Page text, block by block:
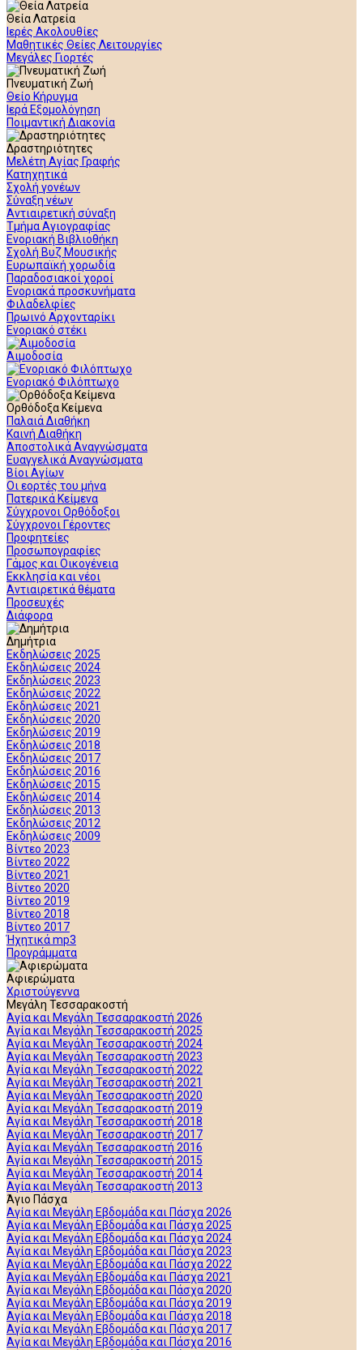
Θεία Λατρεία
Ιερές Ακολουθίες
Μαθητικές Θείες Λειτουργίες
Μεγάλες Γιορτές
Πνευματική Ζωή
Θείο Κήρυγμα
Ιερά Εξομολόγηση
Ποιμαντική Διακονία
Δραστηριότητες
Μελέτη Αγίας Γραφής
Κατηχητικά
Σχολή γονέων
Σύναξη νέων
Αντιαιρετική σύναξη
Τμήμα Αγιογραφίας
Ενοριακή Βιβλιοθήκη
Σχολή Βυζ Μουσικής
Ευρωπαϊκή χορωδία
Παραδοσιακοί χοροί
Ενοριακά προσκυνήματα
Φιλαδελφίες
Πρωινό Αρχονταρίκι
Ενοριακό στέκι
Αιμοδοσία
Ενοριακό Φιλόπτωχο
Ορθόδοξα Κείμενα
Παλαιά Διαθήκη
Καινή Διαθήκη
Αποστολικά Αναγνώσματα
Ευαγγελικά Αναγνώσματα
Βίοι Αγίων
Οι εορτές του μήνα
Πατερικά Κείμενα
Σύγχρονοι Ορθόδοξοι
Σύγχρονοι Γέροντες
Προφητείες
Προσωπογραφίες
Γάμος και Οικογένεια
Εκκλησία και νέοι
Αντιαιρετικά θέματα
Προσευχές
Διάφορα
Δημήτρια
Εκδηλώσεις 2025
Εκδηλώσεις 2024
Εκδηλώσεις 2023
Εκδηλώσεις 2022
Εκδηλώσεις 2021
Εκδηλώσεις 2020
Εκδηλώσεις 2019
Εκδηλώσεις 2018
Εκδηλώσεις 2017
Εκδηλώσεις 2016
Εκδηλώσεις 2015
Εκδηλώσεις 2014
Εκδηλώσεις 2013
Εκδηλώσεις 2012
Εκδηλώσεις 2009
Βίντεο 2023
Βίντεο 2022
Βίντεο 2021
Βίντεο 2020
Βίντεο 2019
Βίντεο 2018
Βίντεο 2017
Ήχητικά mp3
Προγράμματα
Αφιερώματα
Χριστούγεννα
Μεγάλη Τεσσαρακοστή
Αγία και Μεγάλη Τεσσαρακοστή 2026
Αγία και Μεγάλη Τεσσαρακοστή 2025
Αγία και Μεγάλη Τεσσαρακοστή 2024
Αγία και Μεγάλη Τεσσαρακοστή 2023
Αγία και Μεγάλη Τεσσαρακοστή 2022
Αγία και Μεγάλη Τεσσαρακοστή 2021
Αγία και Μεγάλη Τεσσαρακοστή 2020
Αγία και Μεγάλη Τεσσαρακοστή 2019
Αγία και Μεγάλη Τεσσαρακοστή 2018
Αγία και Μεγάλη Τεσσαρακοστή 2017
Αγία και Μεγάλη Τεσσαρακοστή 2016
Αγία και Μεγάλη Τεσσαρακοστή 2015
Αγία και Μεγάλη Τεσσαρακοστή 2014
Αγία και Μεγάλη Τεσσαρακοστή 2013
Άγιο Πάσχα
Αγία και Μεγάλη Εβδομάδα και Πάσχα 2026
Αγία και Μεγάλη Εβδομάδα και Πάσχα 2025
Αγία και Μεγάλη Εβδομάδα και Πάσχα 2024
Αγία και Μεγάλη Εβδομάδα και Πάσχα 2023
Αγία και Μεγάλη Εβδομάδα και Πάσχα 2022
Αγία και Μεγάλη Εβδομάδα και Πάσχα 2021
Αγία και Μεγάλη Εβδομάδα και Πάσχα 2020
Αγία και Μεγάλη Εβδομάδα και Πάσχα 2019
Αγία και Μεγάλη Εβδομάδα και Πάσχα 2018
Αγία και Μεγάλη Εβδομάδα και Πάσχα 2017
Αγία και Μεγάλη Εβδομάδα και Πάσχα 2016